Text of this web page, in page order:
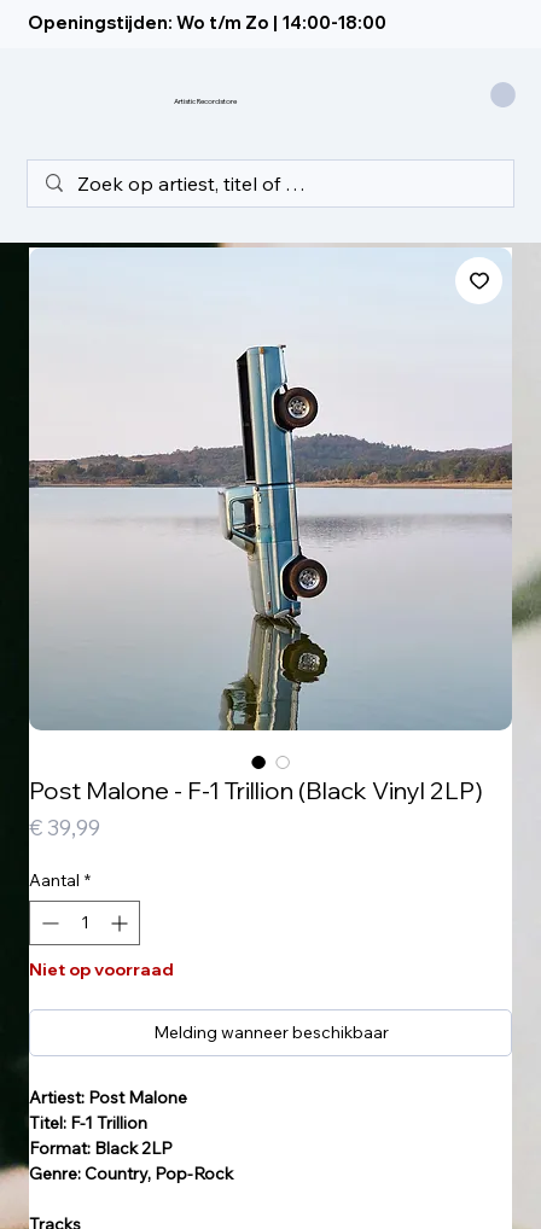
Openingstijden: Wo t/m Zo | 14:00-18:00
Artistic Recordstore
Post Malone - F-1 Trillion (Black Vinyl 2LP)
€ 39,99
Aantal *
Niet op voorraad
Melding wanneer beschikbaar
Artiest: Post Malone
Titel: F-1 Trillion
Format: Black 2LP
Genre: Country, Pop-Rock
Tracks